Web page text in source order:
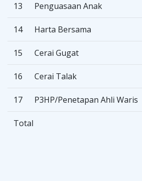
13 Penguasaan Anak
14 Harta Bersama
15 Cerai Gugat
16 Cerai Talak
17 P3HP/Penetapan Ahli Waris
Total